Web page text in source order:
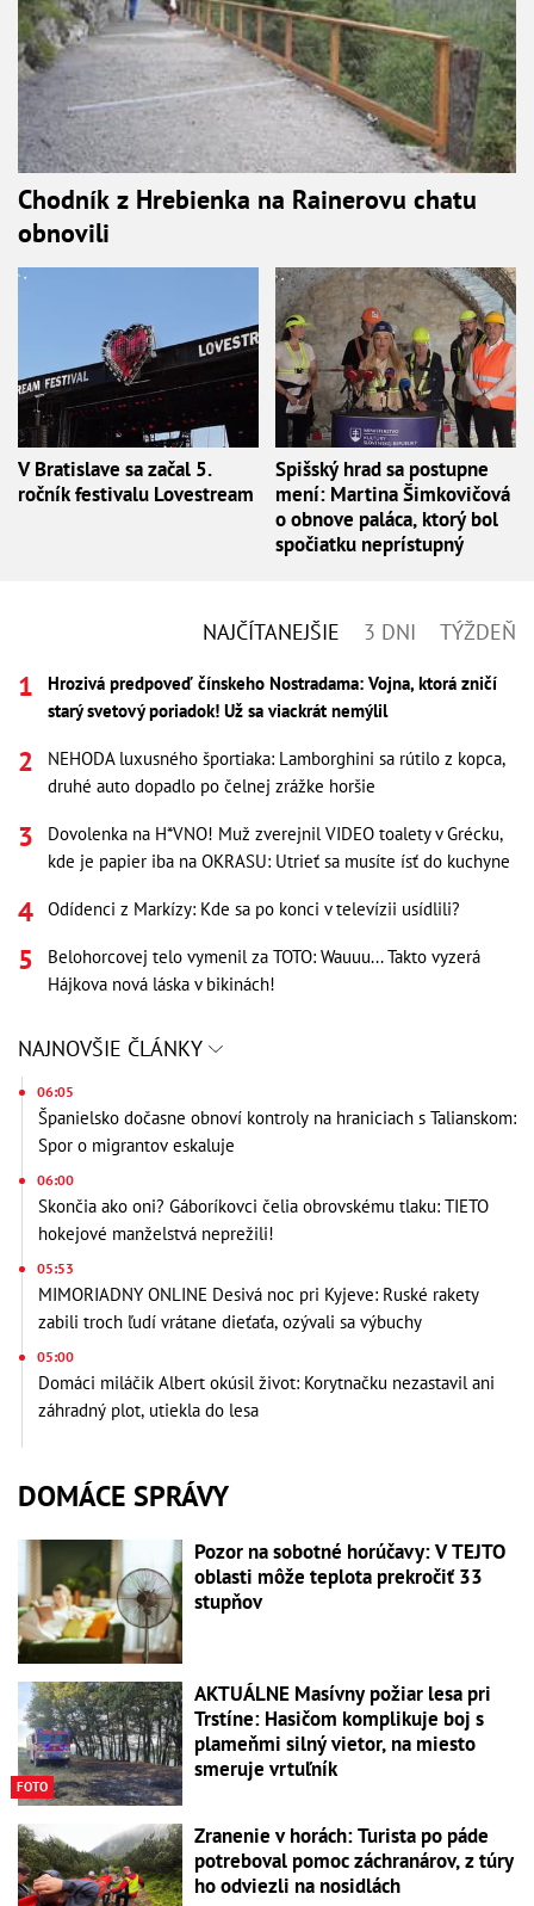
Chodník z Hrebienka na Rainerovu chatu
obnovili
V Bratislave sa začal 5.
ročník festivalu Lovestream
Spišský hrad sa postupne
mení: Martina Šimkovičová
o obnove paláca, ktorý bol
spočiatku neprístupný
NAJČÍTANEJŠIE 3 DNI TÝŽDEŇ
Hrozivá predpoveď čínskeho Nostradama: Vojna, ktorá zničí
starý svetový poriadok! Už sa viackrát nemýlil
NEHODA luxusného športiaka: Lamborghini sa rútilo z kopca,
druhé auto dopadlo po čelnej zrážke horšie
Dovolenka na H*VNO! Muž zverejnil VIDEO toalety v Grécku,
kde je papier iba na OKRASU: Utrieť sa musíte ísť do kuchyne
Odídenci z Markízy: Kde sa po konci v televízii usídlili?
Belohorcovej telo vymenil za TOTO: Wauuu... Takto vyzerá
Hájkova nová láska v bikinách!
NAJNOVŠIE ČLÁNKY
06:05
Španielsko dočasne obnoví kontroly na hraniciach s Talianskom:
Spor o migrantov eskaluje
06:00
Skončia ako oni? Gáboríkovci čelia obrovskému tlaku: TIETO
hokejové manželstvá neprežili!
05:53
MIMORIADNY ONLINE Desivá noc pri Kyjeve: Ruské rakety
zabili troch ľudí vrátane dieťaťa, ozývali sa výbuchy
05:00
Domáci miláčik Albert okúsil život: Korytnačku nezastavil ani
záhradný plot, utiekla do lesa
DOMÁCE SPRÁVY
Pozor na sobotné horúčavy: V TEJTO
oblasti môže teplota prekročiť 33
stupňov
FOTO
AKTUÁLNE Masívny požiar lesa pri
Trstíne: Hasičom komplikuje boj s
plameňmi silný vietor, na miesto
smeruje vrtuľník
Zranenie v horách: Turista po páde
potreboval pomoc záchranárov, z túry
ho odviezli na nosidlách